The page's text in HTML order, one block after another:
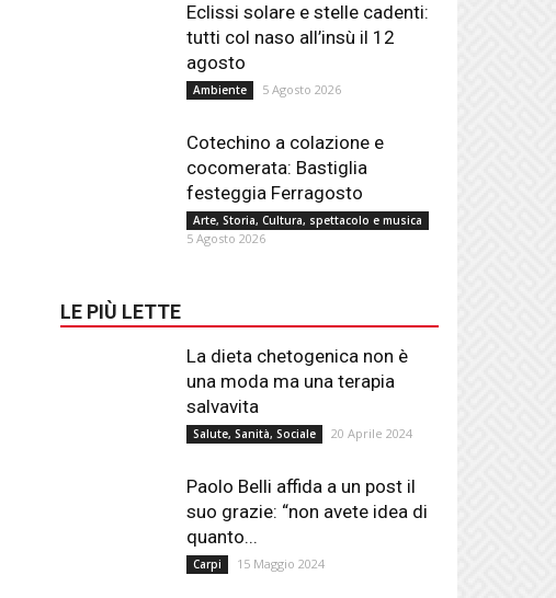
Eclissi solare e stelle cadenti:
tutti col naso all’insù il 12
agosto
Ambiente 5 Agosto 2026
Cotechino a colazione e
cocomerata: Bastiglia
festeggia Ferragosto
Arte, Storia, Cultura, spettacolo e musica
5 Agosto 2026
LE PIÙ LETTE
La dieta chetogenica non è
una moda ma una terapia
salvavita
Salute, Sanità, Sociale 20 Aprile 2024
Paolo Belli affida a un post il
suo grazie: “non avete idea di
quanto...
Carpi 15 Maggio 2024